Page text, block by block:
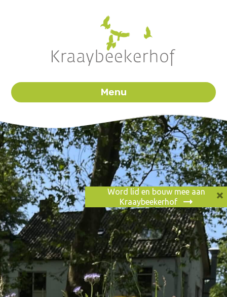
Menu
Word lid en bouw mee aan
Kraaybeekerhof
×